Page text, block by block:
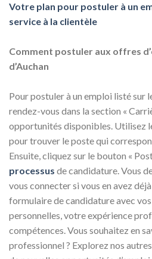
Votre plan pour postuler à un
service à la clientèle
Comment postuler aux offres
d’Auchan
Pour postuler à un emploi listé sur
rendez-vous dans la section «
opportunités disponibles. Utilisez
pour trouver le poste qui
Ensuite, cliquez sur le bouton «
processus de candidature. Vous
vous connecter si vous en avez
formulaire de candidature avec
personnelles, votre expérience
compétences. Vous souhaitez en
professionnel ? Explorez nos